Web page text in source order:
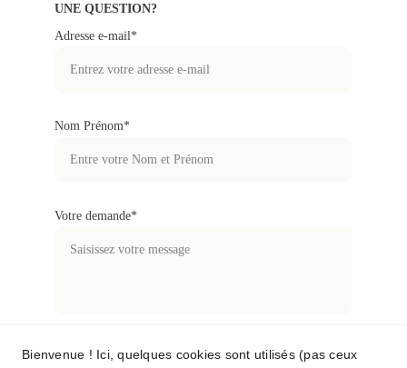
Adresse e-mail*
Nom Prénom*
Votre demande*
Soumettre votre demande
UNE QUESTION?
Bienvenue ! Ici, quelques cookies sont utilisés (pas ceux